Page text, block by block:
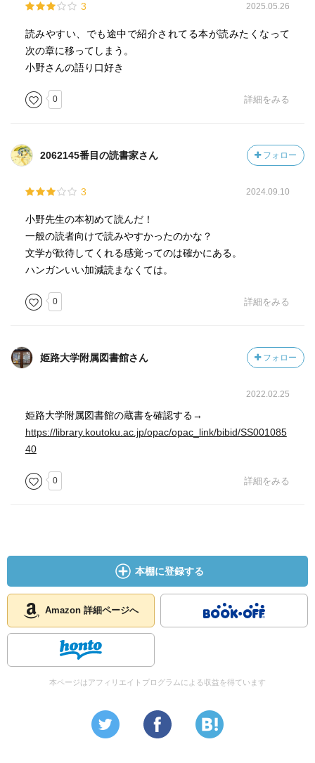
3 2025.05.26
読みやすい、でも途中で紹介されてる本が読みたくなって
次の章に移ってしまう。
小野さんの語り口好き
0 詳細をみる
2062145番目の読書家さん フォロー
3 2024.09.10
小野先生の本初めて読んだ！
一般の読者向けで読みやすかったのかな？
文学が歓待してくれる感覚ってのは確かにある。
ハンガンいい加減読まなくては。
0 詳細をみる
姫路大学附属図書館さん フォロー
2022.02.25
姫路大学附属図書館の蔵書を確認する→
https://library.koutoku.ac.jp/opac/opac_link/bibid/SS001085
40
0 詳細をみる
本棚に登録する
Amazon 詳細ページへ
本ページはアフィリエイトプログラムによる収益を得ています